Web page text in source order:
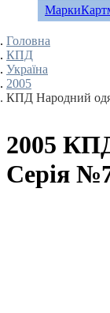
Марки
Головна
КПД
Україна
2005
КПД Народний
2005
Серія